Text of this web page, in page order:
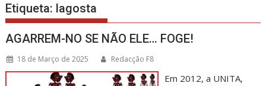
Etiqueta: lagosta
AGARREM-NO SE NÃO ELE… FOGE!
18 de Março de 2025 Redacção F8
Em 2012, a UNITA,